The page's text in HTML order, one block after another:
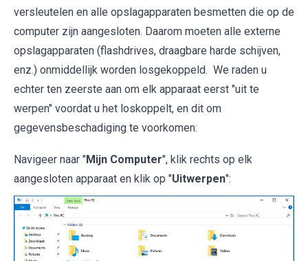
versleutelen en alle opslagapparaten besmetten die op de
computer zijn aangesloten. Daarom moeten alle externe
opslagapparaten (flashdrives, draagbare harde schijven,
enz.) onmiddellijk worden losgekoppeld. We raden u
echter ten zeerste aan om elk apparaat eerst "uit te
werpen" voordat u het loskoppelt, en dit om
gegevensbeschadiging te voorkomen:
Navigeer naar "Mijn Computer", klik rechts op elk
aangesloten apparaat en klik op "Uitwerpen":